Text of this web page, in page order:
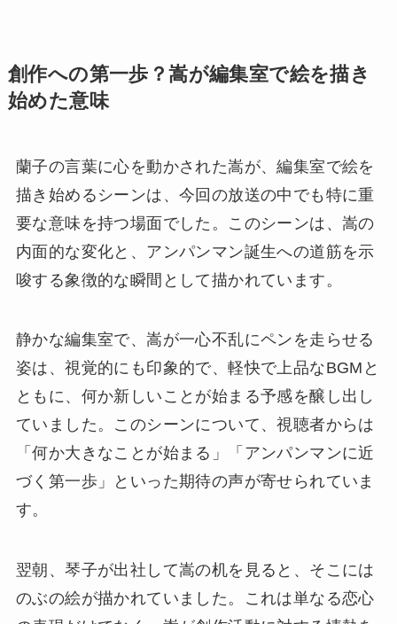
創作への第一歩？嵩が編集室で絵を描き
始めた意味
蘭子の言葉に心を動かされた嵩が、編集室で絵を
描き始めるシーンは、今回の放送の中でも特に重
要な意味を持つ場面でした。このシーンは、嵩の
内面的な変化と、アンパンマン誕生への道筋を示
唆する象徴的な瞬間として描かれています。
静かな編集室で、嵩が一心不乱にペンを走らせる
姿は、視覚的にも印象的で、軽快で上品なBGMと
ともに、何か新しいことが始まる予感を醸し出し
ていました。このシーンについて、視聴者からは
「何か大きなことが始まる」「アンパンマンに近
づく第一歩」といった期待の声が寄せられていま
す。
翌朝、琴子が出社して嵩の机を見ると、そこには
のぶの絵が描かれていました。これは単なる恋心